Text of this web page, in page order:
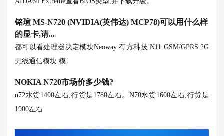
铭瑄 MS-N720 (NVIDIA(英伟达) MCP78)可以用什么样
的显卡,请...
都可以看处理器决定模块Neoway 有方科技 N11 GSM/GPRS 2G
无线通信模块 模
NOKIA N720市场价多少钱?
n72水货1400左右,行货是1780左右。N70水货1600左右,行货是
1900左右